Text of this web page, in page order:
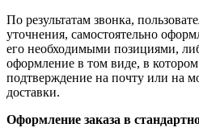
По результатам звонка,
уточнения, самостоятельно
его необходимыми позициями,
оформление в том виде, в котором
подтверждение на почту или на
доставки.
Оформление заказа в